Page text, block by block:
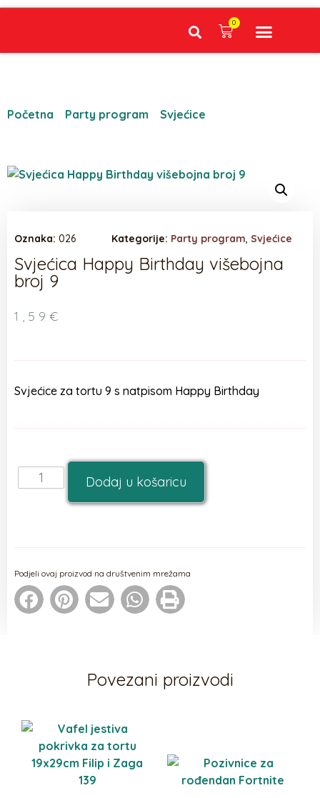
0
Početna Party program Svjećice
Oznaka: 026 Kategorije: Party program Svjećice
Svjećica Happy Birthday višebojna
broj 9
1,59 €
Svjećice za tortu 9 s natpisom Happy Birthday
Dodaj u košaricu
Podjeli ovaj proizvod na društvenim mrežama
Povezani proizvodi